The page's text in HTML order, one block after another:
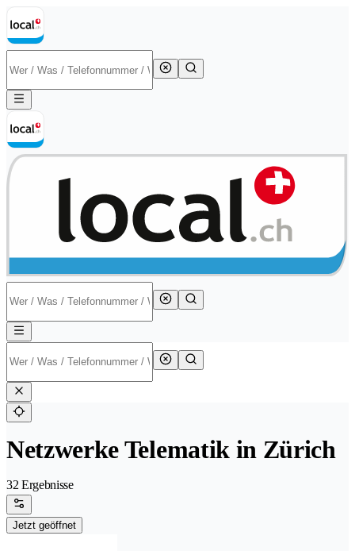
Netzwerke Telematik in Zürich
32 Ergebnisse
Jetzt geöffnet